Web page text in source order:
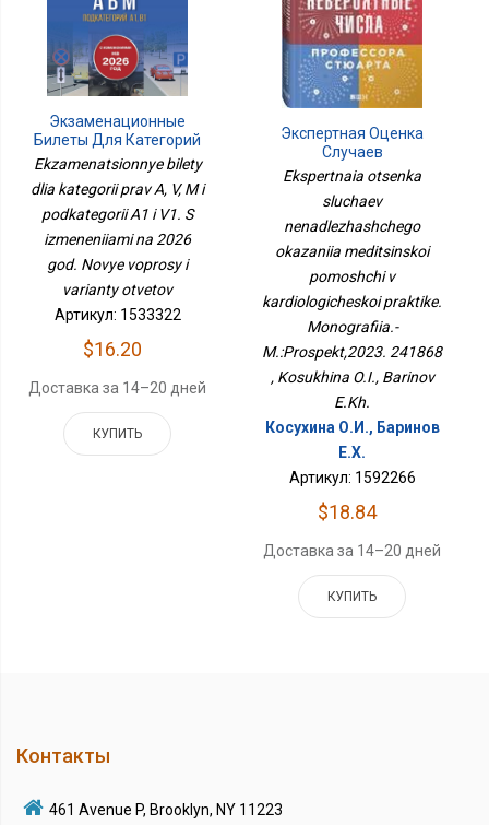
Экзаменационные
Билеты Для Категорий
Прав А, В, М И
Подкатегорий А1 И В1. С
Изменениями На 2026
Год. Новые Вопросы И
Варианты Ответов
Ekzamenatsionnye bilety
dlia kategorii prav A, V, M i
podkategorii A1 i V1. S
izmeneniiami na 2026
god. Novye voprosy i
varianty otvetov
Артикул: 1533322
$16.20
Доставка за 14–20 дней
КУПИТЬ
Экспертная Оценка
Случаев
Ненадлежащего
Оказания Медицинской
Помощи В
Кардиологической
Практике. Монография.-
М.:Проспект,2023.
241868
Ekspertnaia otsenka
sluchaev
nenadlezhashchego
okazaniia meditsinskoi
pomoshchi v
kardiologicheskoi praktike.
Monografiia.-
M.:Prospekt,2023. 241868
, Kosukhina O.I., Barinov
E.Kh.
Косухина О.И., Баринов
Е.Х.
Артикул: 1592266
$18.84
Доставка за 14–20 дней
КУПИТЬ
Контакты
461 Avenue P, Brooklyn, NY 11223